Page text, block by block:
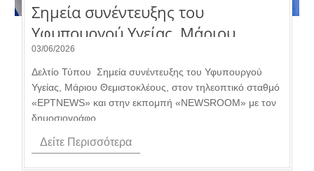
Σημεία συνέντευξης του
Υφυπουργού Υγείας, Μάριου
Θεμιστοκλέους, στον τηλεοπτικό
σταθμό «ΕΡΤNEWS».
03/06/2026
Δελτίο Τύπου Σημεία συνέντευξης του Υφυπουργού
Υγείας, Μάριου Θεμιστοκλέους, στον τηλεοπτικό σταθμό
«ΕΡΤNEWS» και στην εκπομπή «NEWSROOM» με τον
δημοσιογράφο...
Δείτε Περισσότερα